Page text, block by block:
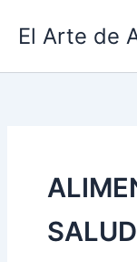
El Arte de
SALUD